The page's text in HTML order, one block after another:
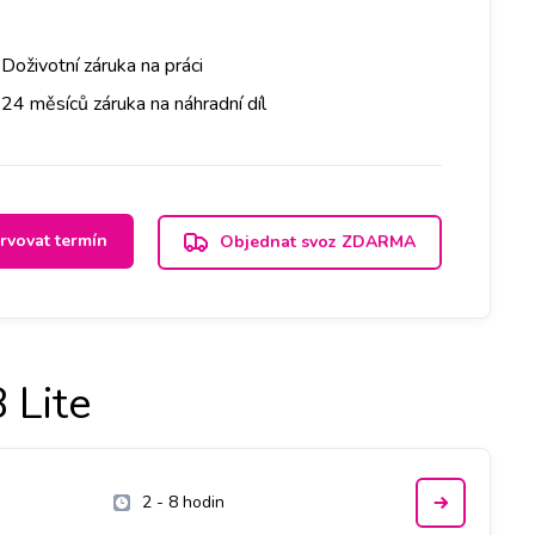
Doživotní záruka na práci
24 měsíců záruka na náhradní díl
termín Objednat svoz ZDARMA
Lite
2 - 8 hodin